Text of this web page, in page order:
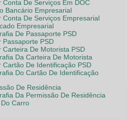
Conta De Serviços Em DOC
Bancário Empresarial
Conta De Serviços Empresarial
Empresarial
De Passaporte PSD
Passaporte PSD
Carteira De Motorista PSD
Da Carteira De Motorista
Cartão De Identificação PSD
Do Cartão De Identificação
De Residência
Da Permissão De Residência
Carro